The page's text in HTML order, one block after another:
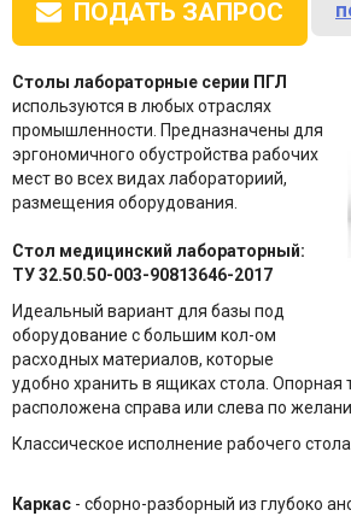
ПОДАТЬ ЗАПРОС
Столы лабораторные серии ПГЛ
используются в любых отраслях
промышленности. Предназначены для
эргономичного обустройства рабочих
мест во всех видах лабораториий,
размещения оборудования.
Стол медицинский лабораторный:
ТУ 32.50.50-003-90813646-2017
Идеальный вариант для базы под
оборудование с большим кол-ом
расходных материалов, которые
удобно хранить в ящиках стола.
расположена справа или слева по
Классическое исполнение рабочего
Каркас - сборно-разборный из глубоко